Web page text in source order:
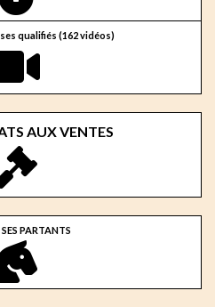
qualifiés (162 vidéos)
AUX VENTES
PARTANTS